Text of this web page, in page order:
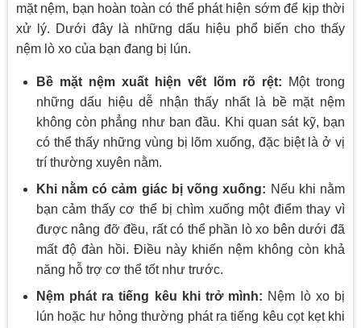
mặt nệm, bạn hoàn toàn có thể phát hiện sớm để kịp thời
xử lý. Dưới đây là những dấu hiệu phổ biến cho thấy
nệm lò xo của bạn đang bị lún.
Bề mặt nệm xuất hiện vết lõm rõ rệt: Một trong
những dấu hiệu dễ nhận thấy nhất là bề mặt nệm
không còn phẳng như ban đầu. Khi quan sát kỹ, bạn
có thể thấy những vùng bị lõm xuống, đặc biệt là ở vị
trí thường xuyên nằm.
Khi nằm có cảm giác bị võng xuống: Nếu khi nằm
bạn cảm thấy cơ thể bị chìm xuống một điểm thay vì
được nâng đỡ đều, rất có thể phần lò xo bên dưới đã
mất độ đàn hồi. Điều này khiến nệm không còn khả
năng hỗ trợ cơ thể tốt như trước.
Nệm phát ra tiếng kêu khi trở mình: Nệm lò xo bị
lún hoặc hư hỏng thường phát ra tiếng kêu cọt kẹt khi